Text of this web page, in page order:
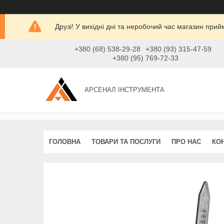
Друзі! У вихідні дні та неробочий час магазин
+380 (68) 538-29-28
+380 (93) 315-47-59
+380 (95) 769-72-33
АРСЕНАЛ ІНСТРУМЕНТА
ГОЛОВНА ТОВАРИ ТА ПОСЛУГИ ПРО НАС